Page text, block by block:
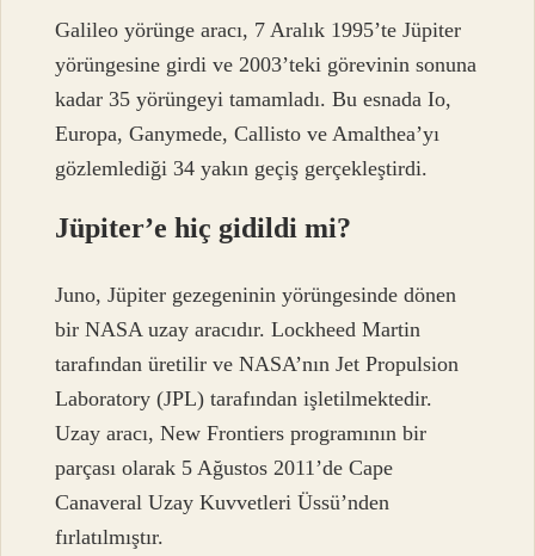
Galileo yörünge aracı, 7 Aralık 1995’te Jüpiter
yörüngesine girdi ve 2003’teki görevinin sonuna
kadar 35 yörüngeyi tamamladı. Bu esnada Io,
Europa, Ganymede, Callisto ve Amalthea’yı
gözlemlediği 34 yakın geçiş gerçekleştirdi.
Jüpiter’e hiç gidildi mi?
Juno, Jüpiter gezegeninin yörüngesinde dönen
bir NASA uzay aracıdır. Lockheed Martin
tarafından üretilir ve NASA’nın Jet Propulsion
Laboratory (JPL) tarafından işletilmektedir.
Uzay aracı, New Frontiers programının bir
parçası olarak 5 Ağustos 2011’de Cape
Canaveral Uzay Kuvvetleri Üssü’nden
fırlatılmıştır.